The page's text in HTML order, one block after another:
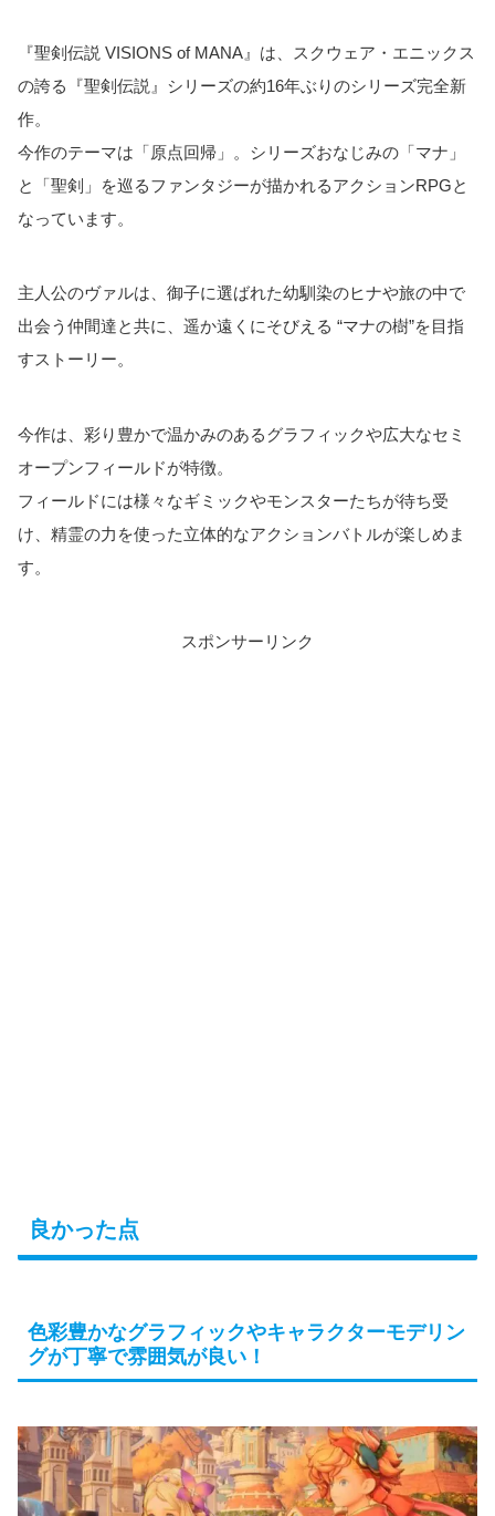
『聖剣伝説 VISIONS of MANA』は、スクウェア・エニックス
の誇る『聖剣伝説』シリーズの約16年ぶりのシリーズ完全新
作。
今作のテーマは「原点回帰」。シリーズおなじみの「マナ」
と「聖剣」を巡るファンタジーが描かれるアクションRPGと
なっています。
主人公のヴァルは、御子に選ばれた幼馴染のヒナや旅の中で
出会う仲間達と共に、遥か遠くにそびえる “マナの樹”を目指
すストーリー。
今作は、彩り豊かで温かみのあるグラフィックや広大なセミ
オープンフィールドが特徴。
フィールドには様々なギミックやモンスターたちが待ち受
け、精霊の力を使った立体的なアクションバトルが楽しめま
す。
スポンサーリンク
良かった点
色彩豊かなグラフィックやキャラクターモデリン
グが丁寧で雰囲気が良い！